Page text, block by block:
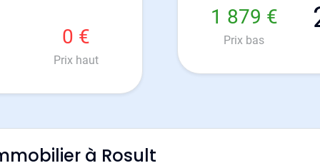
0 €
Prix haut
1 879 €
Prix bas
à Rosult